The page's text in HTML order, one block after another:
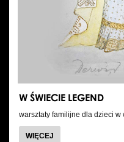
W ŚWIECIE LEGEND
warsztaty familijne dla dzieci
WIĘCEJ